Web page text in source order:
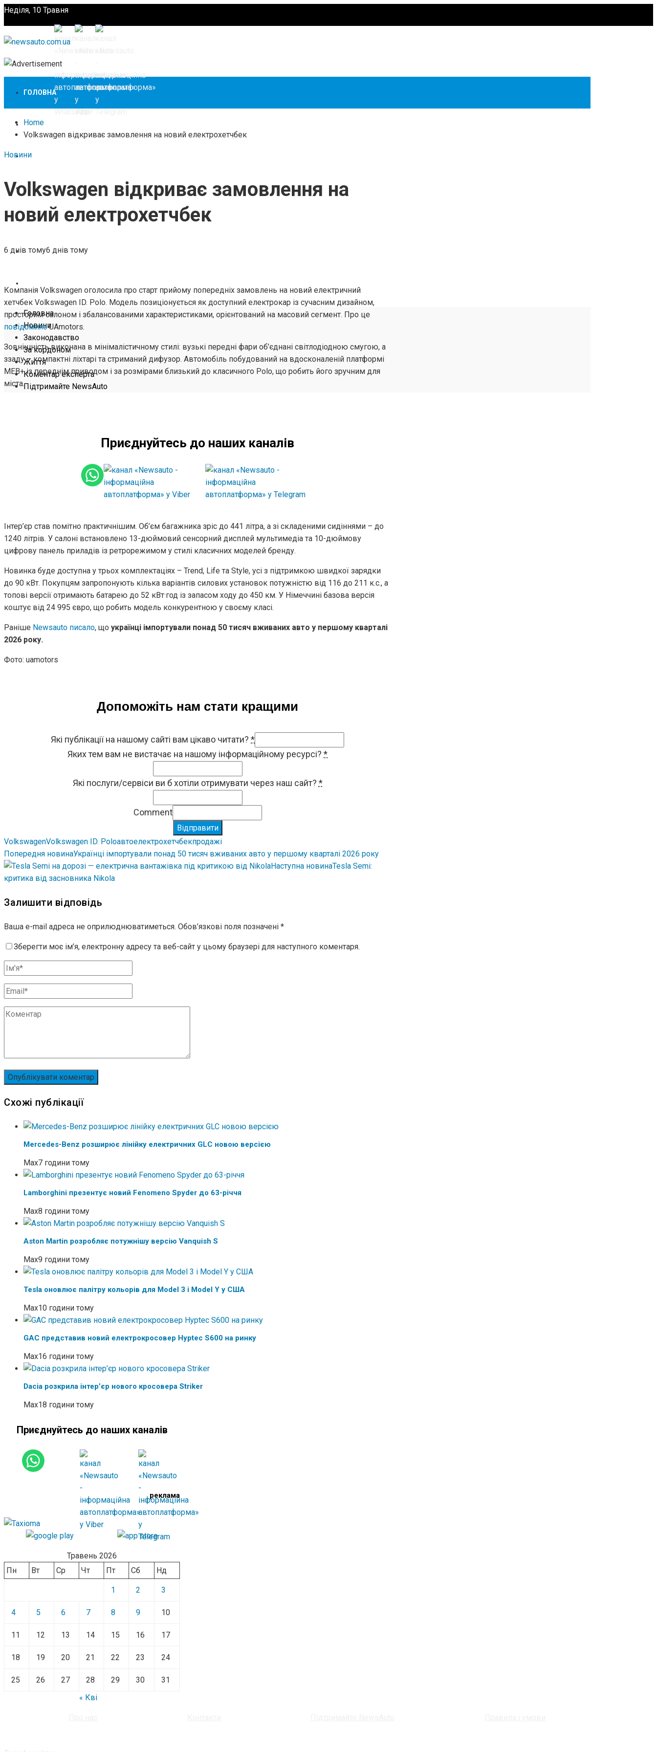
Неділя, 10 Травня
ГОЛОВНА
НОВИНИ
ЗАКОНОДАВСТВО
ЗА КОРДОНОМ
ЖИТТЯ
КОМЕНТАР ЕКСПЕРТА
Головна
Новини
Законодавство
За кордоном
Життя
Коментар експерта
Підтримайте NewsAuto
Home
Volkswagen відкриває замовлення на новий електрохетчбек
Новини
Volkswagen відкриває замовлення на
новий електрохетчбек
6 днів тому6 днів тому
Компанія Volkswagen оголосила про старт прийому попередніх замовлень на новий електричний
хетчбек Volkswagen ID. Polo. Модель позиціонується як доступний електрокар із сучасним дизайном,
просторим салоном і збалансованими характеристиками, орієнтований на масовий сегмент. Про це
повідомляєUAmotors.
Зовнішність виконана в мінімалістичному стилі: вузькі передні фари об’єднані світлодіодною смугою, а
ззаду – компактні ліхтарі та стриманий дифузор. Автомобіль побудований на вдосконаленій платформі
MEB+ із переднім приводом і за розмірами близький до класичного Polo, що робить його зручним для
міста.
Приєднуйтесь до наших каналів
Інтер’єр став помітно практичнішим. Об’єм багажника зріс до 441 літра, а зі складеними сидіннями – до
1240 літрів. У салоні встановлено 13-дюймовий сенсорний дисплей мультимедіа та 10-дюймову
цифрову панель приладів із ретрорежимом у стилі класичних моделей бренду.
Новинка буде доступна у трьох комплектаціях – Trend, Life та Style, усі з підтримкою швидкої зарядки
до 90 кВт. Покупцям запропонують кілька варіантів силових установок потужністю від 116 до 211 к.с., а
топові версії отримають батарею до 52 кВт·год із запасом ходу до 450 км. У Німеччині базова версія
коштує від 24 995 євро, що робить модель конкурентною у своєму класі.
Раніше Newsauto писало, що українці імпортували понад 50 тисяч вживаних авто у першому кварталі
2026 року.
Фото: uamotors
Допоможіть нам стати кращими
Які публікації на нашому сайті вам цікаво читати? *
Яких тем вам не вистачає на нашому інформаційному ресурсі? *
Які послуги/сервіси ви б хотіли отримувати через наш сайт? *
Comment
Відправити
VolkswagenVolkswagen ID. Poloавтоелектрохетчбекпродажі
Попередня новинаУкраїнці імпортували понад 50 тисяч вживаних авто у першому кварталі 2026 року
Наступна новинаTesla Semi:
критика від засновника Nikola
Залишити відповідь
Ваша e-mail адреса не оприлюднюватиметься. Обов’язкові поля позначені *
Зберегти моє ім’я, електронну адресу та веб-сайт у цьому браузері для наступного коментаря.
Схожі публікації
Mercedes-Benz розширює лінійку електричних GLC новою версією
Max7 години тому
Lamborghini презентує новий Fenomeno Spyder до 63-річчя
Max8 години тому
Aston Martin розробляє потужнішу версію Vanquish S
Max9 години тому
Tesla оновлює палітру кольорів для Model 3 і Model Y у США
Max10 години тому
GAC представив новий електрокросовер Hyptec S600 на ринку
Max16 години тому
Dacia розкрила інтер’єр нового кросовера Striker
Max18 години тому
Приєднуйтесь до наших каналів
реклама
Травень 2026
Пн
Вт Ср Чт Пт Сб Нд
1 2 3
4 5 6 7 8 9 10
11 12 13 14 15 16 17
18 19 20 21 22 23 24
25 26 27 28 29 30
31
« Кві